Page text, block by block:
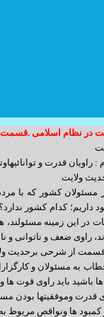
کارگر پلاک 14 واحد 3
لازم را به عمل آورید.
در نظام اسلامی .قسمت
قدرت و
مسئولان کشور که با
داریم؛ کدام کشور
در این زمینه
راوی ضعف و ناتوانی و ناامیدی
از شرحی برحدیث
به مسئولان و
باشید باید راوی قوت ها
قدرت وموفقیتها بودن